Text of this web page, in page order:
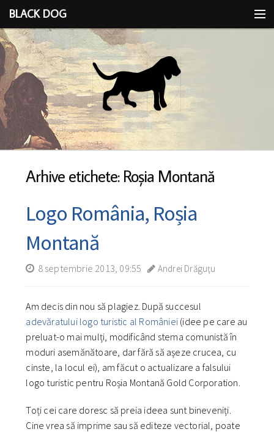
BLACK DOG
IDEEA
CU LIMBA SCOASĂ
Arhive etichete: Roşia Montană
Logo România, Roșia
Montană
8 septembrie 2013, 09:55 Andrei Drăguţu
Am decis din nou să plagiez. După succesul
adevăratului logo turistic al României (idee pe care au
preluat-o mai mulți, modificând stema comunistă în
moduri asemănătoare, dar fără să așeze crucea, cu
cinste, la locul ei), am făcut o actualizare a falsului
logo turistic pentru Roșia Montană Gold Corporation.
Toți cei care doresc să preia ideea sunt bineveniți.
Cine vrea să imprime sau să editeze vectorial, poate